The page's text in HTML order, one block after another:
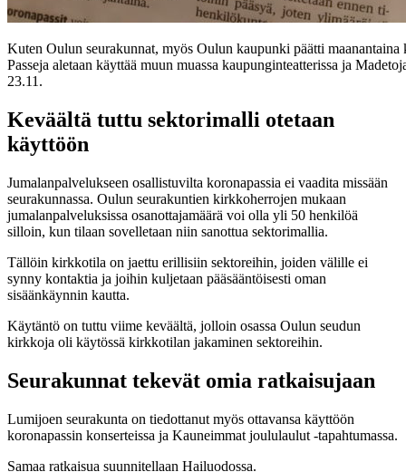
Kuten Oulun seurakunnat, myös Oulun kaupunki päätti maanantaina
Passeja aletaan käyttää muun muassa kaupunginteatterissa ja
23.11.
Keväältä tuttu sektorimalli otetaan
käyttöön
Jumalanpalvelukseen osallistuvilta koronapassia ei vaadita missään
seurakunnassa. Oulun seurakuntien kirkkoherrojen mukaan
jumalanpalveluksissa osanottajamäärä voi olla yli 50 henkilöä
silloin, kun tilaan sovelletaan niin sanottua sektorimallia.
Tällöin kirkkotila on jaettu erillisiin sektoreihin, joiden välille ei
synny kontaktia ja joihin kuljetaan pääsääntöisesti oman
sisäänkäynnin kautta.
Käytäntö on tuttu viime keväältä, jolloin osassa Oulun seudun
kirkkoja oli käytössä kirkkotilan jakaminen sektoreihin.
Seurakunnat tekevät omia ratkaisujaan
Lumijoen seurakunta on tiedottanut myös ottavansa käyttöön
koronapassin konserteissa ja Kauneimmat joululaulut -tapahtumassa.
Samaa ratkaisua suunnitellaan Hailuodossa.